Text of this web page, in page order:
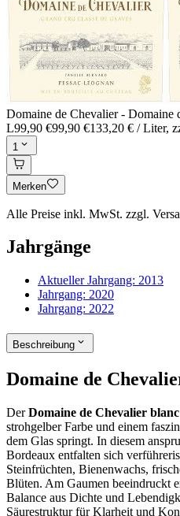
Domaine de Chevalier - Domaine
L99,90 €99,90 €133,20 € / Liter,
1
Merken
Alle Preise inkl. MwSt. zzgl.
Jahrgänge
Aktueller Jahrgang: 2013
Jahrgang: 2020
Jahrgang: 2022
Beschreibung
Domaine de
DerDomaine de Chevalier blanc
strohgelber Farbe und einem
dem Glas springt. In diesem
Bordeaux entfalten sich
Steinfrüchten, Bienenwachs,
Blüten. Am Gaumen beeindruckt
Balance aus Dichte und
Säurestruktur für Klarheit und